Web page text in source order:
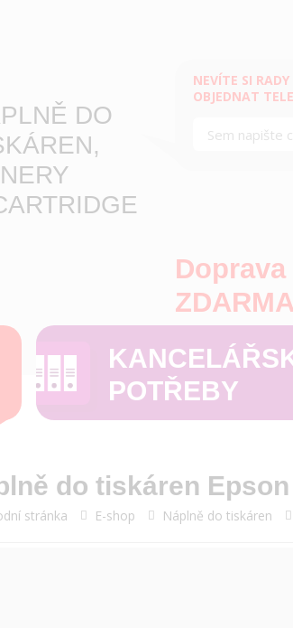
DO
NEVÍTE SI
OBJEDNAT
Doprava
ZDARMA
POTŘEBY
do tiskáren
stránka E-shop Náplně do tiskáren